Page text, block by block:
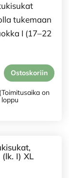
tukemaan
I (17–22
Ostoskoriin
on
I) XL